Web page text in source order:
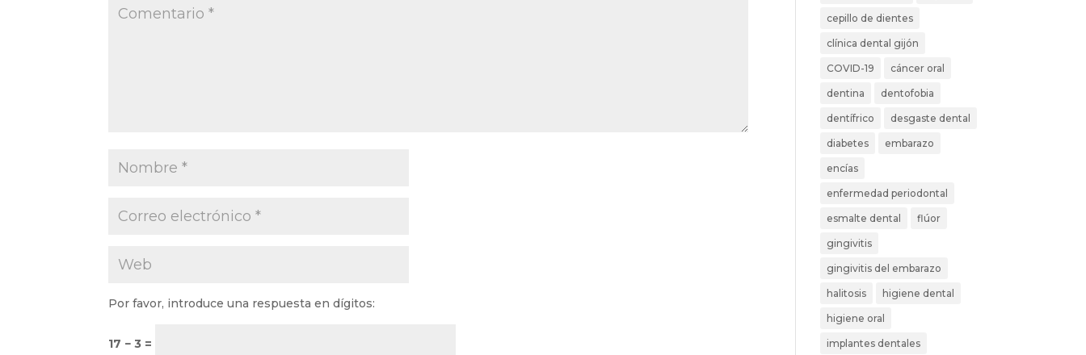
Por favor, introduce una respuesta en dígitos:
17 − 3 =
cepillo de dientes
clínica dental gijón
COVID-19 cáncer oral
dentina dentofobia
dentífrico desgaste dental
diabetes embarazo
encías
enfermedad periodontal
esmalte dental flúor
gingivitis
gingivitis del embarazo
halitosis higiene dental
higiene oral
implantes dentales